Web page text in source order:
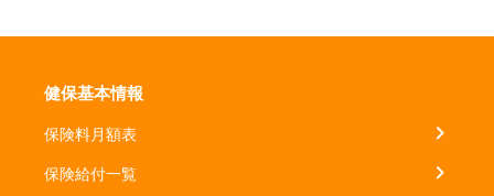
健保基本情報
保険料月額表
保険給付一覧